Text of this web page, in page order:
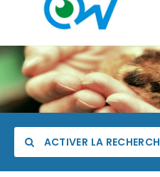
ACTIVER LA